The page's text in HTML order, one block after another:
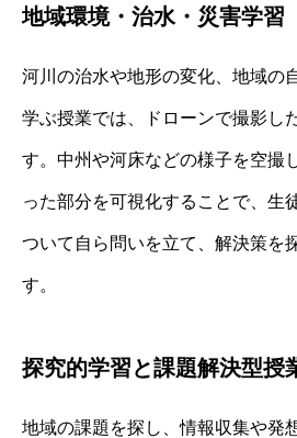
地域環境・治水・災害学習
河川の治水や地形の変化、地域の
学ぶ授業では、ドローンで撮影し
す。中州や河床などの様子を空撮
った部分を可視化することで、生
ついて自ら問いを立て、解決策を
す。
探究的学習と課題解決型授
地域の課題を探し、情報収集や発